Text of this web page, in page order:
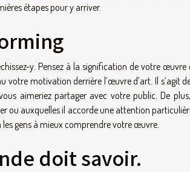
étapes pour y arriver.
y. Pensez à la signification de votre
motivation derrière l’œuvre d’art. Il s’agit
aimeriez partager avec votre public. De
ou auxquelles il accorde une attention
gens à mieux comprendre votre œuvre.
doit savoir.